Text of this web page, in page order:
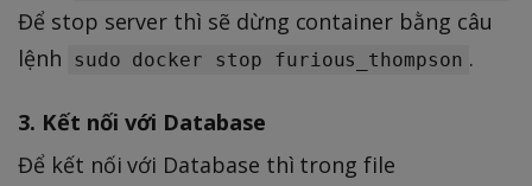
Để stop server thì sẽ dừng container bằng câu
lệnh
sudo docker stop furious_thompson .
3. Kết nối với Database
Để kết nối với Database thì trong file